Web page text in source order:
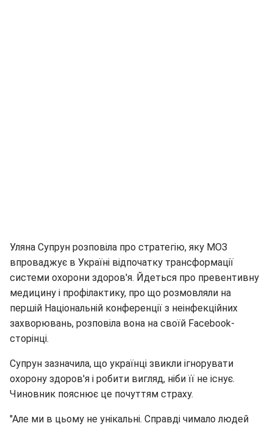
Уляна Супрун розповіла про стратегію, яку МОЗ
впроваджує в Україні відпочатку трансформації
системи охорони здоров'я. Йдеться про превентивну
медицину і профілактику, про що розмовляли на
першій Національній конференції з неінфекційних
захворювань, розповіла вона на своїй Facebook-
сторінці.
Супрун зазначила, що українці звикли ігнорувати
охорону здоров'я і робити вигляд, ніби її не існує.
Чиновник пояснює це почуттям страху.
"Але ми в цьому не унікальні. Справді чимало людей